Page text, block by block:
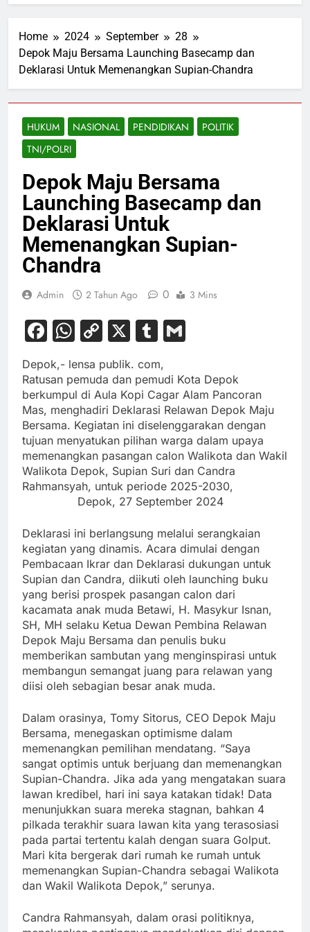
Home 2024 September
28
Depok Maju Bersama Launching Basecamp dan
Deklarasi Untuk Memenangkan Supian-Chandra
HUKUM NASIONAL PENDIDIKAN
POLITIK
TNI/POLRI
Depok Maju Bersama
Launching Basecamp dan
Deklarasi Untuk
Memenangkan Supian-
Chandra
Admin 2 Tahun Ago 0 3 Mins
Facebook
WhatsApp
Copy
Link
X Tumblr
Depok,- lensa publik. com,
Ratusan pemuda dan pemudi Kota Depok
berkumpul di Aula Kopi Cagar Alam Pancoran
Mas, menghadiri Deklarasi Relawan Depok Maju
Bersama. Kegiatan ini diselenggarakan dengan
tujuan menyatukan pilihan warga dalam upaya
memenangkan pasangan calon Walikota dan Wakil
Walikota Depok, Supian Suri dan Candra
Rahmansyah, untuk periode 2025-2030,
Depok, 27 September 2024
Deklarasi ini berlangsung melalui serangkaian
kegiatan yang dinamis. Acara dimulai dengan
Pembacaan Ikrar dan Deklarasi dukungan untuk
Supian dan Candra, diikuti oleh launching buku
yang berisi prospek pasangan calon dari
kacamata anak muda Betawi, H. Masykur Isnan,
SH, MH selaku Ketua Dewan Pembina Relawan
Depok Maju Bersama dan penulis buku
memberikan sambutan yang menginspirasi untuk
membangun semangat juang para relawan yang
diisi oleh sebagian besar anak muda.
Dalam orasinya, Tomy Sitorus, CEO Depok Maju
Bersama, menegaskan optimisme dalam
memenangkan pemilihan mendatang. “Saya
sangat optimis untuk berjuang dan memenangkan
Supian-Chandra. Jika ada yang mengatakan suara
lawan kredibel, hari ini saya katakan tidak! Data
menunjukkan suara mereka stagnan, bahkan 4
pilkada terakhir suara lawan kita yang terasosiasi
pada partai tertentu kalah dengan suara Golput.
Mari kita bergerak dari rumah ke rumah untuk
memenangkan Supian-Chandra sebagai Walikota
dan Wakil Walikota Depok,” serunya.
Candra Rahmansyah, dalam orasi politiknya,